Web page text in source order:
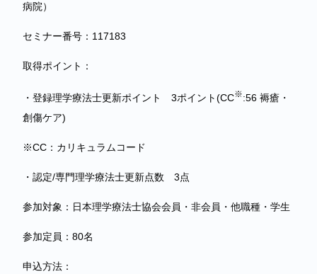
病院）
セミナー番号：117183
取得ポイント：
・登録理学療法士更新ポイント 3ポイント(CC※:56 褥瘡・
創傷ケア)
※CC：カリキュラムコード
・認定/専門理学療法士更新点数 3点
参加対象：日本理学療法士協会会員・非会員・他職種・学生
参加定員：80名
申込方法：